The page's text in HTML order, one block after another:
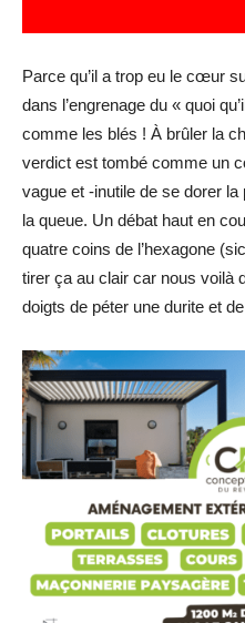
Parce qu’il a trop eu le cœur
dans l’engrenage du « quoi
comme les blés ! À brûler la
verdict est tombé comme un
vague et -inutile de se dorer
la queue. Un débat haut en
quatre coins de l’hexagone
tirer ça au clair car nous voilà
doigts de péter une durite et de